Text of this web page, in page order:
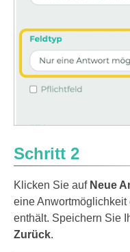
Schritt 2
Klicken Sie auf Neue
eine Anwortmöglichkeit
enthält. Speichern Sie
Zurück.